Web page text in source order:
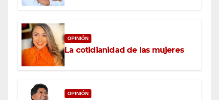
OPINIÓN
La cotidianidad de las mujeres
OPINIÓN